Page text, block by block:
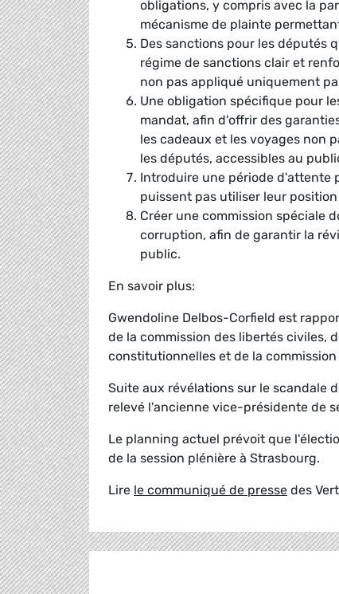
obligations, y compris avec la
mécanisme de plainte
Des sanctions pour les députés
régime de sanctions clair et
non pas appliqué uniquement
Une obligation spécifique pour
mandat, afin d'offrir des
les cadeaux et les voyages non
les députés, accessibles au
Introduire une période d'attente
puissent pas utiliser leur
Créer une commission spéciale
corruption, afin de garantir la
public.
En savoir plus:
Gwendoline Delbos-Corfield est
de la commission des libertés civiles,
constitutionnelles et de la
Suite aux révélations sur le scandale
relevé l'ancienne vice-présidente de
Le planning actuel prévoit que
de la session plénière à Strasbourg.
Lire le communiqué de presse des